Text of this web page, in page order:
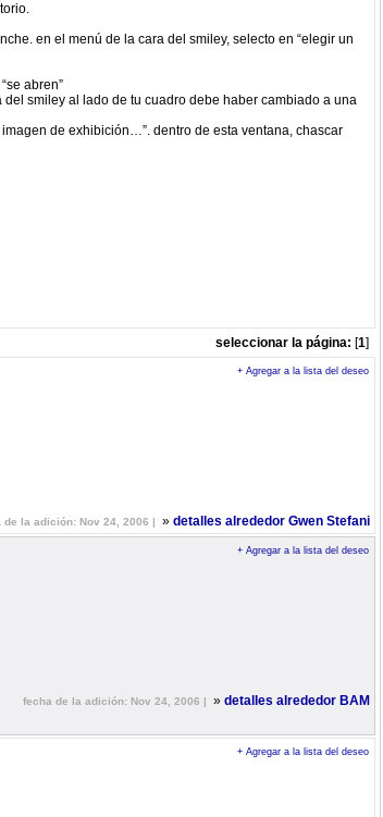
en el menú de la cara del smiley, selecto en “elegir un
abren”
del smiley al lado de tu cuadro debe haber cambiado a una
de exhibición…”. dentro de esta ventana, chascar
seleccionar la página: [1]
+ Agregar a la lista del deseo
de la adición: Nov 24, 2006 |
» detalles alrededor Gwen Stefani
+ Agregar a la lista del deseo
fecha de la adición: Nov 24, 2006 |
» detalles alrededor BAM
+ Agregar a la lista del deseo